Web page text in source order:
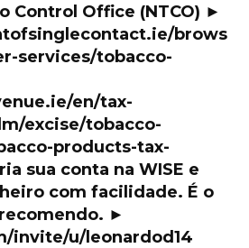
Control Office (NTCO) ►
brows
services/tobacco-
en/tax-
excise/tobacco-
products-tax-
sua conta na WISE e
com facilidade. É o
►
invite/u/leonardod14